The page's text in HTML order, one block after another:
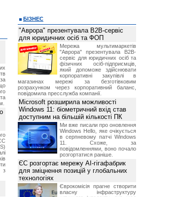
з
БІЗНЕС
"Аврора" презентувала B2B-сервіс
для юридичних осіб та ФОП
Мережа мультимаркетів
"Аврора" презентувала B2B-
сервіс для юридичних осіб та
фізичних осіб-підприємців,
який допоможе здійснювати
корпоративні закупівлі в
магазинах мережі за безготівковим
розрахунком через корпоративний баланс,
повідомила пресслужба компанії.
Microsoft розширила можливості
Windows 11: біометричний вхід став
доступним на більшій кількості ПК
Ми вже писали про оновлення
Windows Hello, яке очікується
в серпневому патчі Windows
11. Схоже, за
повідомленнями, воно почало
розгортатися раніше.
ЄС розгортає мережу AI-гігафабрик
для зміцнення позицій у глобальних
технологіях
Єврокомісія прагне створити
власну інфраструктуру